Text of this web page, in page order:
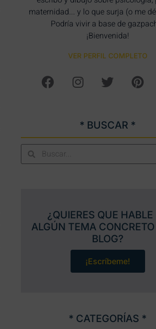
maternidad... y lo que surja (o me
Podría vivir a base de
¡Bienvenida!
VER PERFIL COMPLETO
* BUSCAR *
¿QUIERES QUE HABLE
ALGÚN TEMA
BLOG?
¡Escríbeme!
* CATEGORÍAS *